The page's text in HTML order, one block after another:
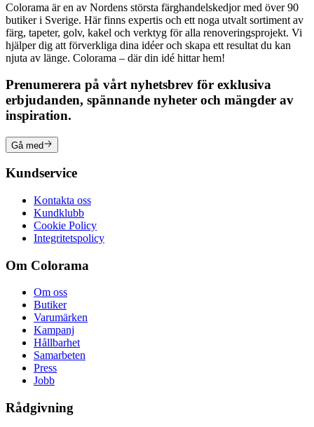
Colorama är en av Nordens största färghandelskedjor med över 90
butiker i Sverige. Här finns expertis och ett noga utvalt sortiment av
färg, tapeter, golv, kakel och verktyg för alla renoveringsprojekt. Vi
hjälper dig att förverkliga dina idéer och skapa ett resultat du kan
njuta av länge. Colorama – där din idé hittar hem!
Prenumerera på vårt nyhetsbrev för exklusiva
erbjudanden, spännande nyheter och mängder av
inspiration.
Gå med
Kundservice
Kontakta oss
Kundklubb
Cookie Policy
Integritetspolicy
Om Colorama
Om oss
Butiker
Varumärken
Kampanj
Hållbarhet
Samarbeten
Press
Jobb
Rådgivning